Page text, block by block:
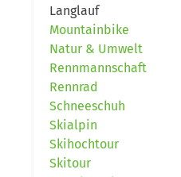
Langlauf
Mountainbike
Natur & Umwelt
Rennmannschaft
Rennrad
Schneeschuh
Skialpin
Skihochtour
Skitour